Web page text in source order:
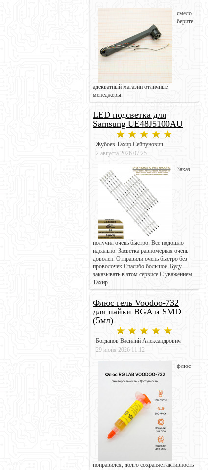
смело
берите
адекватный магазин отличные
менеджеры.
LED подсветка для
Samsung UE48J5100AU
Жубоев Тахир Сейпунович
2 августа 2026 07:25
Заказ
получил очень быстро. Все подошло
идеально. Засветка равномерная очень
доволен. Отправили очень быстро без
проволочек Спасибо большое. Буду
заказывать в этом сервисе С уважением
Тахир.
Флюс гель Voodoo-732
для пайки BGA и SMD
(5мл)
Богданов Василий Александрович
29 июня 2026 11:12
флюс
понравился, долго сохраняет активность